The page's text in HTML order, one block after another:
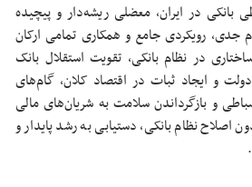
بانکی در ایران، معضلی ریشه‌دار و پیچیده
رویکردی جامع و همکاری تمامی ارکان
در نظام بانکی، تقویت استقلال بانک
و ایجاد ثبات در اقتصاد کلان، گام‌های
و بازگرداندن سلامت به شریان‌های مالی
نظام بانکی، دستیابی به رشد پایدار و